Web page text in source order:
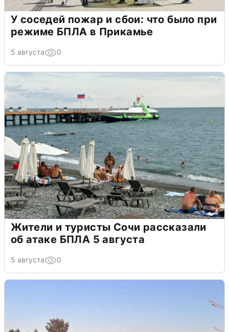
У соседей пожар и сбои: что было при
режиме БПЛА в Прикамье
5 августа 0
Жители и туристы Сочи рассказали
об атаке БПЛА 5 августа
5 августа 0